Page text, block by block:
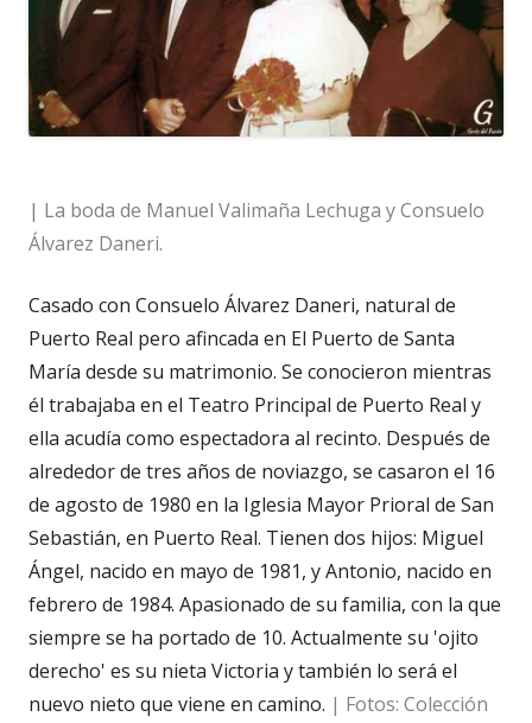
| La boda de Manuel Valimaña Lechuga y Consuelo
Álvarez Daneri.
Casado con Consuelo Álvarez Daneri, natural de
Puerto Real pero afincada en El Puerto de Santa
María desde su matrimonio. Se conocieron mientras
él trabajaba en el Teatro Principal de Puerto Real y
ella acudía como espectadora al recinto. Después de
alrededor de tres años de noviazgo, se casaron el 16
de agosto de 1980 en la Iglesia Mayor Prioral de San
Sebastián, en Puerto Real. Tienen dos hijos: Miguel
Ángel, nacido en mayo de 1981, y Antonio, nacido en
febrero de 1984. Apasionado de su familia, con la que
siempre se ha portado de 10. Actualmente su 'ojito
derecho' es su nieta Victoria y también lo será el
nuevo nieto que viene en camino. | Fotos: Colección